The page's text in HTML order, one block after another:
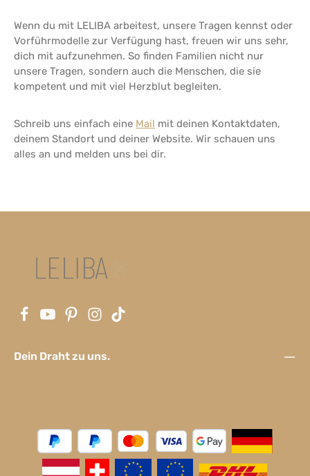
Wenn du mit LELIBA arbeitest, unsere Tragen kennst oder
Vorführmodelle zur Verfügung hast, freuen wir uns sehr,
dich mit aufzunehmen. So finden Familien nicht nur
unsere Tragen, sondern auch die Menschen, die sie
kompetent und mit viel Herzblut begleiten.
Schreib uns einfach eine Mail mit deinen Kontaktdaten,
deinem Standort und deiner Website. Wir schauen uns
alles an und melden uns bei dir.
Dein Draht zu uns.